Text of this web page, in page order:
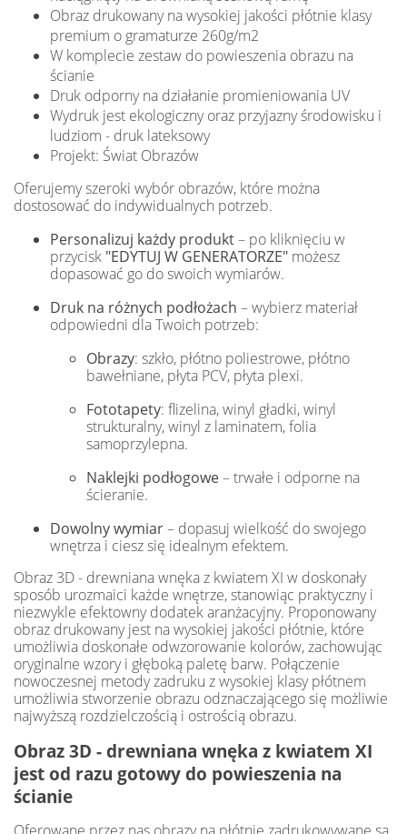
Obraz drukowany na wysokiej jakości płótnie klasy
premium o gramaturze 260g/m2
W komplecie zestaw do powieszenia obrazu na
ścianie
Druk odporny na działanie promieniowania UV
Wydruk jest ekologiczny oraz przyjazny środowisku i
ludziom - druk lateksowy
Projekt: Świat Obrazów
Oferujemy szeroki wybór obrazów, które można
dostosować do indywidualnych potrzeb.
Personalizuj każdy produkt– po kliknięciu w
przycisk "EDYTUJ W GENERATORZE" możesz
dopasować go do swoich wymiarów.
Druk na różnych podłożach – wybierz materiał
odpowiedni dla Twoich potrzeb:
Obrazy: szkło, płótno poliestrowe, płótno
bawełniane, płyta PCV, płyta plexi.
Fototapety: flizelina, winyl gładki, winyl
strukturalny, winyl z laminatem, folia
samoprzylepna.
Naklejki podłogowe– trwałe i odporne na
ścieranie.
Dowolny wymiar– dopasuj wielkość do swojego
wnętrza i ciesz się idealnym efektem.
Obraz 3D - drewniana wnęka z kwiatem XI w doskonały
sposób urozmaici każde wnętrze, stanowiąc praktyczny i
niezwykle efektowny dodatek aranżacyjny. Proponowany
obraz drukowany jest na wysokiej jakości płótnie, które
umożliwia doskonałe odwzorowanie kolorów, zachowując
oryginalne wzory i głęboką paletę barw. Połączenie
nowoczesnej metody zadruku z wysokiej klasy płótnem
umożliwia stworzenie obrazu odznaczającego się możliwie
najwyższą rozdzielczością i ostrością obrazu.
Obraz 3D - drewniana wnęka z kwiatem XI
jest od razu gotowy do powieszenia na
ścianie